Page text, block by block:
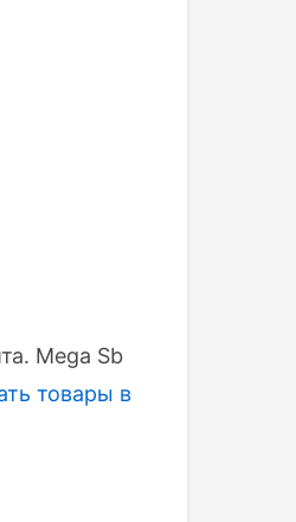
Mega Sb
товары в